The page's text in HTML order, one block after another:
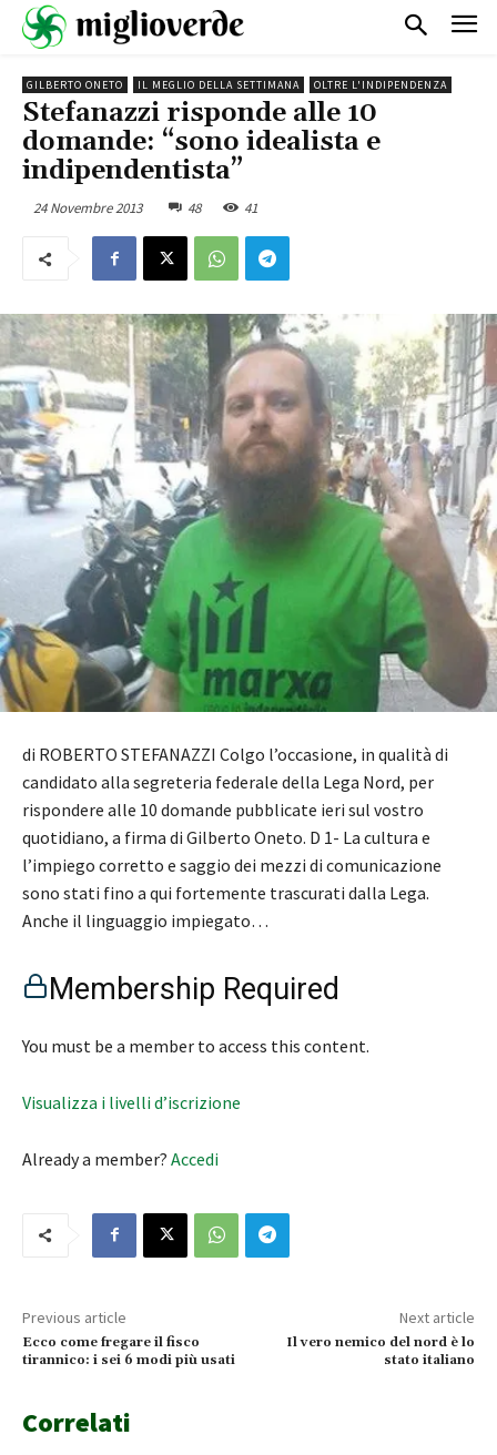
GILBERTO ONETO IL MEGLIO DELLA SETTIMANA OLTRE L'INDIPENDENZA
Stefanazzi risponde alle 10
domande: “sono idealista e
indipendentista”
24 Novembre 2013 48 41
di ROBERTO STEFANAZZI Colgo l’occasione, in qualità di
candidato alla segreteria federale della Lega Nord, per
rispondere alle 10 domande pubblicate ieri sul vostro
quotidiano, a firma di Gilberto Oneto. D 1- La cultura e
l’impiego corretto e saggio dei mezzi di comunicazione
sono stati fino a qui fortemente trascurati dalla Lega.
Anche il linguaggio impiegato…
Membership Required
You must be a member to access this content.
Visualizza i livelli d’iscrizione
Already a member? Accedi
Previous article
Ecco come fregare il fisco
tirannico: i sei 6 modi più usati
Next article
Il vero nemico del nord è lo
stato italiano
Correlati